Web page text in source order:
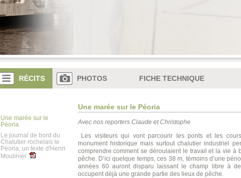
RÉCITS PHOTOS FICHE TECHNIQUE
Une marée sur le
Péoria
Le journal de bord du
Chalutier rochelais le
Péoria, un texte d'Henri
Moulinier
Une marée sur le Péoria
Avec nos reporters Claude et Christophe
Les visiteurs qui vont parcourir les ponts et les
monument historique mais surtout chalutier industriel
comprendre comment se déroulaient le travail et la vie à
pêche. D’ici quelque temps, ces 38 m, témoins d’une
années 60 auront disparu laissant le champ libre à
occupent déjà une grande partie des lieux de pêche.